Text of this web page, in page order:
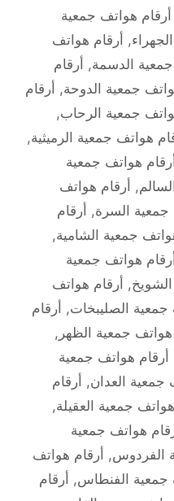
أرقام هواتف جمعية
, أرقام هواتف
الدسمة, أرقام
جمعية الدوحة, أرقام
جمعية الرحاب,
هواتف جمعية الرميثية,
هواتف جمعية
, أرقام هواتف
جمعية السرة, أرقام
جمعية الشامية,
هواتف جمعية
, أرقام هواتف
جمعية الصليبخات, أرقام
هواتف جمعية الظهر ,
أرقام هواتف جمعية
جمعية العدان, أرقام
جمعية العقيلة,
هواتف جمعية
الفردوس, أرقام هواتف
جمعية الفنطاس, أرقام